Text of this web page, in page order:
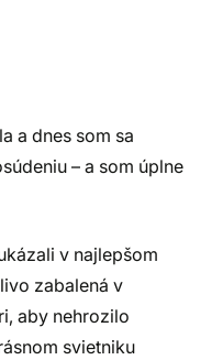
a dnes som sa
– a som úplne
v najlepšom
zabalená v
aby nehrozilo
svietniku